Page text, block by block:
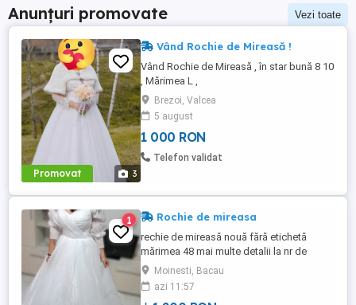
Anunțuri promovate Vezi toate
Promovat 3
Vând Rochie de Mireasă !
Vând Rochie de Mireasă , în star bună 8 10
, Mărimea L ,
Brezoi, Valcea
5 august
1 000 RON
Telefon validat
1 Rochie de mireasa
rechie de mireasă nouă fără etichetă
mărimea 48 mai multe detalii la nr de
telefonMoinesti, Bacau
azi 11:57